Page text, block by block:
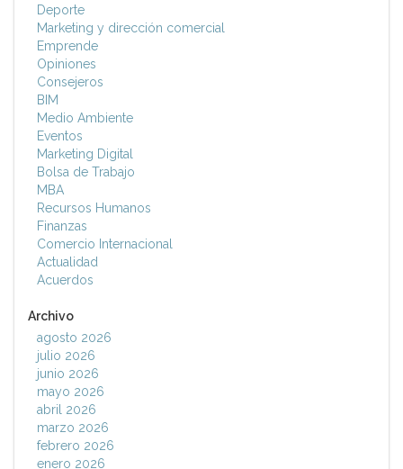
Deporte
Marketing y dirección comercial
Emprende
Opiniones
Consejeros
BIM
Medio Ambiente
Eventos
Marketing Digital
Bolsa de Trabajo
MBA
Recursos Humanos
Finanzas
Comercio Internacional
Actualidad
Acuerdos
Archivo
agosto 2026
julio 2026
junio 2026
mayo 2026
abril 2026
marzo 2026
febrero 2026
enero 2026